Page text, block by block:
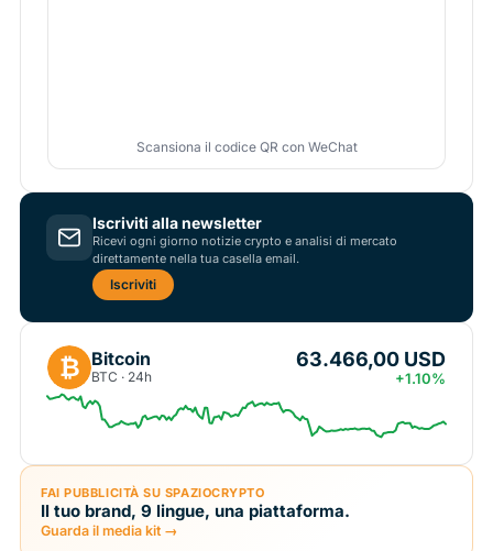
Scansiona il codice QR con WeChat
Iscriviti alla newsletter
Ricevi ogni giorno notizie crypto e analisi di mercato
direttamente nella tua casella email.
Iscriviti
₿ Bitcoin
BTC · 24h
63.466,00 USD
+1.10%
FAI PUBBLICITÀ SU SPAZIOCRYPTO
Il tuo brand, 9 lingue, una piattaforma.
Guarda il media kit →